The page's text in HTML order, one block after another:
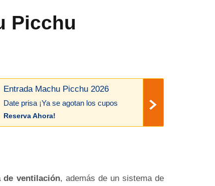
Picchu
Entrada Machu Picchu 2026
Date prisa ¡Ya se agotan los cupos
Reserva Ahora!
de ventilación, además de un sistema de